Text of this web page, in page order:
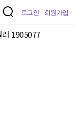
로그인 회원가입